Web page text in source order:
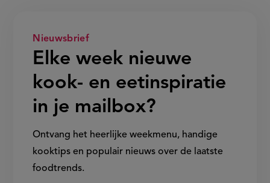
Nieuwsbrief
Elke week nieuwe
kook- en eetinspiratie
in je mailbox?
Ontvang het heerlijke weekmenu, handige
kooktips en populair nieuws over de laatste
foodtrends.